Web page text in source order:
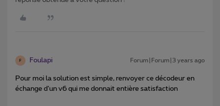
F Foulapi Forum|Forum|3 years ago
Pour moi la solution est simple, renvoyer ce décodeur en
échange d’un v6 qui me donnait entière satisfaction